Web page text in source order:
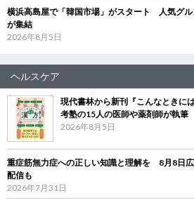
横浜高島屋で「韓国市場」がスタート 人気グ
が集結
2026年8月5日
ヘルスケア
現代書林から新刊『こんなとき
考塾の15人の医師や薬剤師が執筆
2026年8月5日
重症筋無力症への正しい知識と理解を 8月8日
配信も
2026年7月31日